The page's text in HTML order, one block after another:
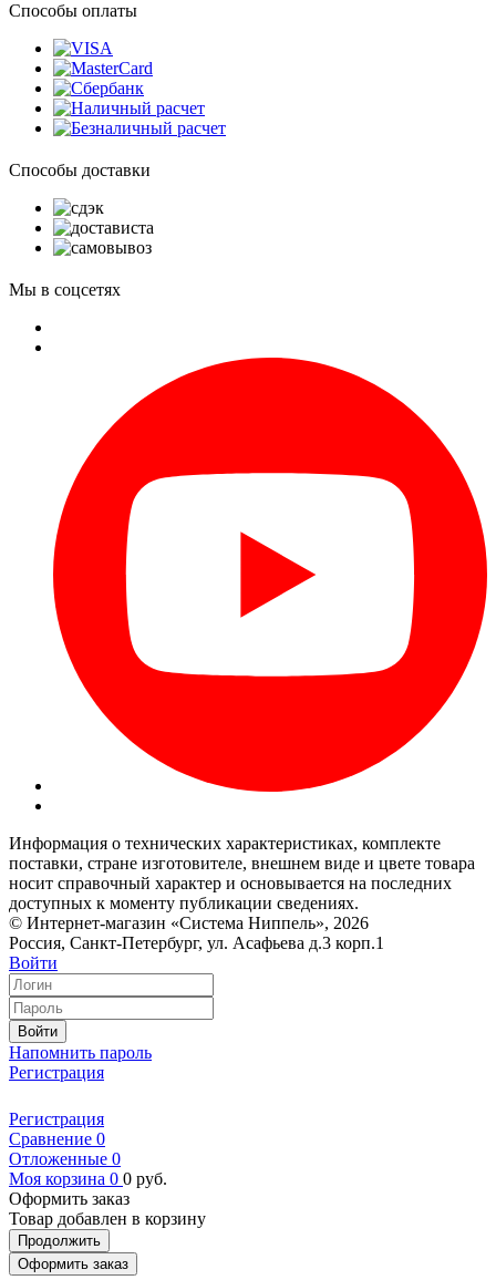
Способы оплаты
Способы доставки
Мы в соцсетях
Информация о технических характеристиках, комплекте
поставки, стране изготовителе, внешнем виде и цвете товара
носит справочный характер и основывается на последних
доступных к моменту публикации сведениях.
© Интернет-магазин «Система Ниппель», 2026
Россия, Санкт-Петербург, ул. Асафьева д.3 корп.1
Войти
Войти
Напомнить пароль
Регистрация
Регистрация
Сравнение 0
Отложенные 0
Моя корзина 0 0 руб.
Оформить заказ
Товар добавлен в корзину
Продолжить
Оформить заказ